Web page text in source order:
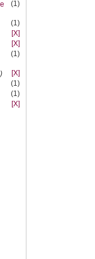
(1)
(1)
[X]
[X]
(1)
[X]
(1)
(1)
[X]